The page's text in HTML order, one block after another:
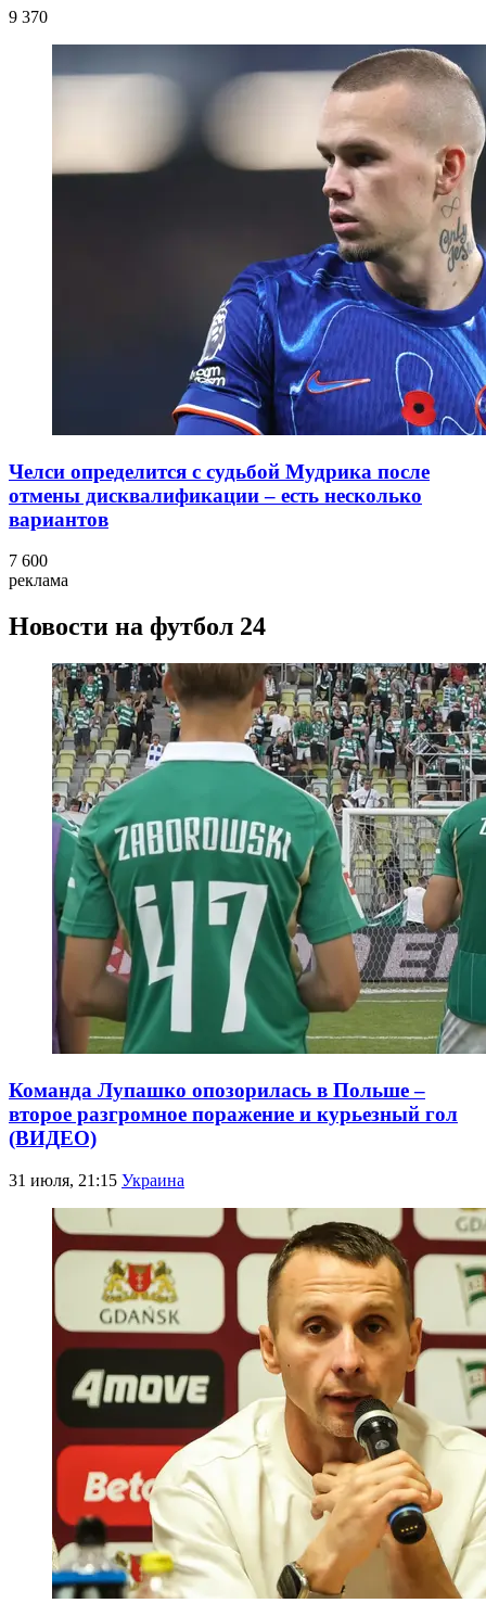
9 370
Челси определится с судьбой Мудрика после
отмены дисквалификации – есть несколько
вариантов
7 600
реклама
Новости на футбол 24
Команда Лупашко опозорилась в Польше –
второе разгромное поражение и курьезный гол
(ВИДЕО)
31 июля, 21:15 Украина